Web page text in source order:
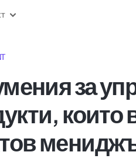
за
които